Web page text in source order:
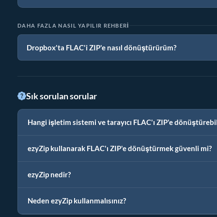
DAHA FAZLA NASIL YAPILIR REHBERI
Dropbox'ta FLAC'i ZIP'e nasıl dönüştürürüm?
Sık sorulan sorular
Hangi işletim sistemi ve tarayıcı FLAC'ı ZIP'e
ezyZip kullanarak FLAC'ı ZIP'e dönüştürmek güvenli mi?
ezyZip nedir?
Neden ezyZip kullanmalısınız?